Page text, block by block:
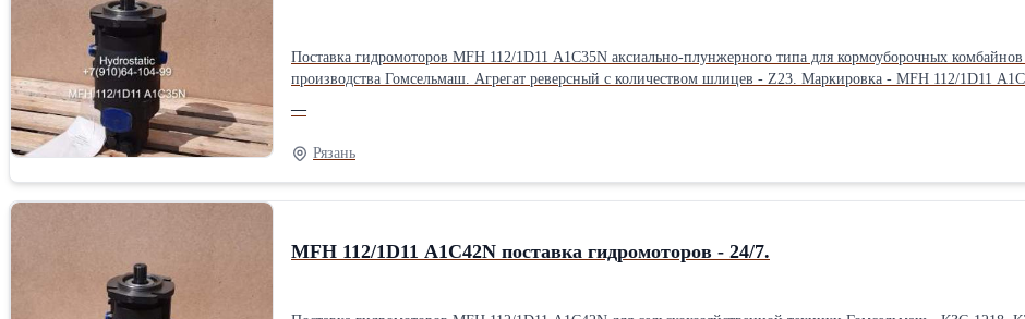
Поставка гидромоторов MFH 112/1D11 A1C35N аксиально-плунжерного типа для кормоуборочных
производства Гомсельмаш. Агрегат реверсный с количеством шлицев - Z23. Маркировка - MFH 112/1D11 A1C35N Старая аббревиатура гидромотора: MP112.2/
ТУ 38.001347-83 в закрытом контуре в паре с тандем насосами ТН-112-2 - PVH112 (GP2.5K25L/10N и GP2.5K25/
наличии. Экспресс поставка MFH 112/1D11 A1C35N для сельскохозяйственной техники КФХ - 24/7.MFH 112/1D11 A1C35N: (MFH112) Длина: 22 см Ширина: 22 см Высота:
45 см Вес: 47 кг Способ упаковки: Паллетный борт.
—
Рязань
MFH 112/1D11 A1C42N поставка гидромоторов - 24/7.